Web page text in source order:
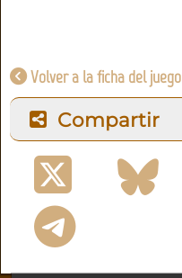
Volver a la ficha del juego
Compartir